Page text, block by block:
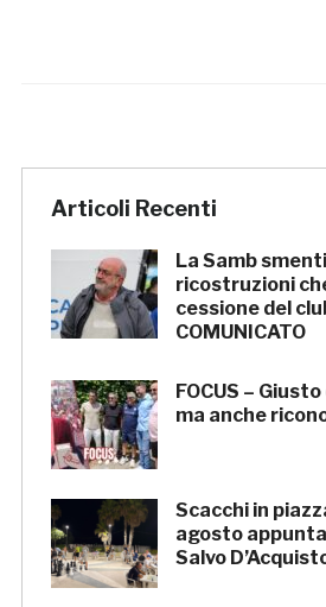
Articoli Recenti
La Samb
ricostruzioni
cessione del
COMUNICATO
FOCUS –
ma anche
Scacchi in
agosto
Salvo